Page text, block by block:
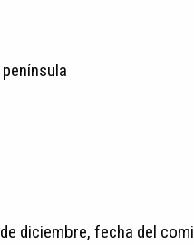
diciembre, fecha del